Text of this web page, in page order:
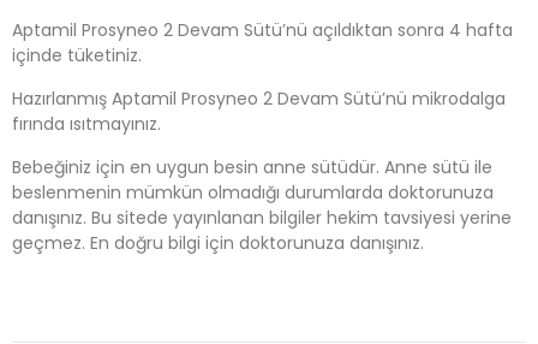
Aptamil Prosyneo 2 Devam Sütü’nü açıldıktan sonra 4 hafta
içinde tüketiniz.
Hazırlanmış Aptamil Prosyneo 2 Devam Sütü’nü mikrodalga
fırında ısıtmayınız.
Bebeğiniz için en uygun besin anne sütüdür. Anne sütü ile
beslenmenin mümkün olmadığı durumlarda doktorunuza
danışınız. Bu sitede yayınlanan bilgiler hekim tavsiyesi yerine
geçmez. En doğru bilgi için doktorunuza danışınız.